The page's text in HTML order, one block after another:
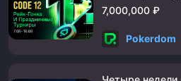
7,000,000 ₽
Pokerdom